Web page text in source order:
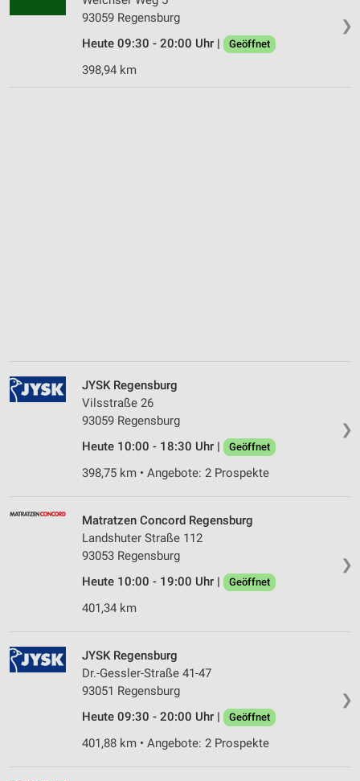
❯
93059 Regensburg
Heute 09:30 - 20:00 Uhr |
Geöffnet
398,94 km
❯
JYSK Regensburg
Vilsstraße 26
93059 Regensburg
Heute 10:00 - 18:30 Uhr |
Geöffnet
398,75 km • Angebote: 2 Prospekte
❯
Matratzen Concord Regensburg
Landshuter Straße 112
93053 Regensburg
Heute 10:00 - 19:00 Uhr |
Geöffnet
401,34 km
❯
JYSK Regensburg
Dr.-Gessler-Straße 41-47
93051 Regensburg
Heute 09:30 - 20:00 Uhr |
Geöffnet
401,88 km • Angebote: 2 Prospekte